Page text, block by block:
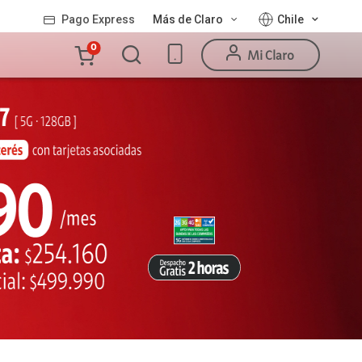
Pago Express Más de Claro Chile
Mi Claro
Carro
la
0